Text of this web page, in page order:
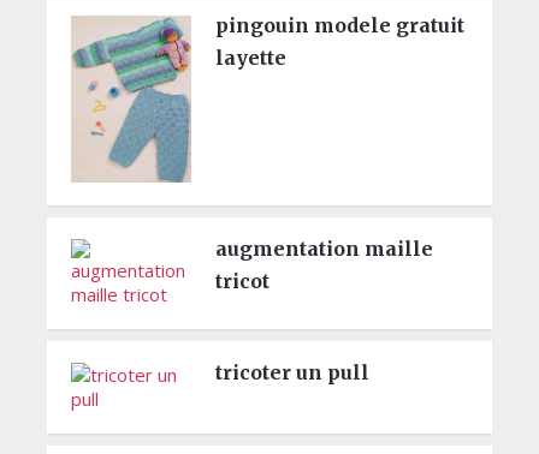
pingouin modele gratuit
layette
augmentation maille
tricot
tricoter un pull